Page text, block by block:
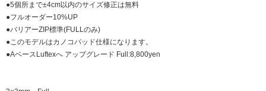
●5個所まで±4cm以内のサイズ修正は無料
●フルオーダー10%UP
●バリアーZIP標準(FULLのみ)
●このモデルはカノコパッド仕様になります。
●AベースLuftexへ アップグレード Full:8,800yen